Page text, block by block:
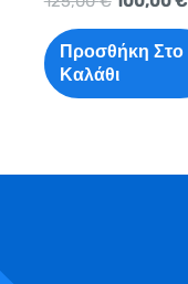
Προσθήκη Στο
Καλάθι